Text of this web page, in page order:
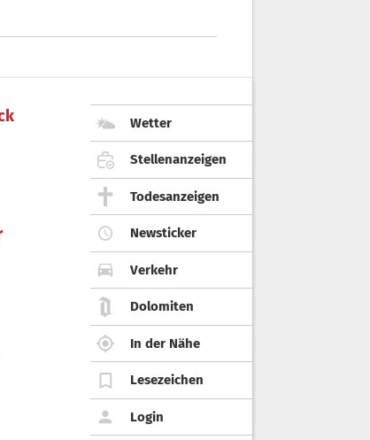
Wetter
Stellenanzeigen
Todesanzeigen
Newsticker
Verkehr
Dolomiten
In der Nähe
Lesezeichen
Login